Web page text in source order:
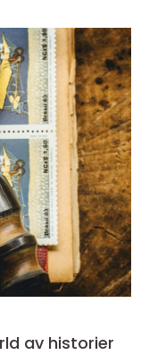
av historier